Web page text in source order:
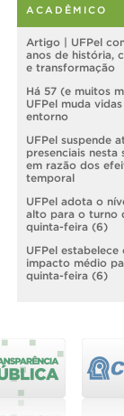
ACADÊMICO
Artigo | UFPel
anos de história,
e transformação
Há 57 (e muitos
UFPel muda
entorno
UFPel suspende
presenciais nesta
em razão dos
temporal
UFPel adota o
alto para o turno
quinta-feira (6)
UFPel estabelece
impacto médio
quinta-feira (6)